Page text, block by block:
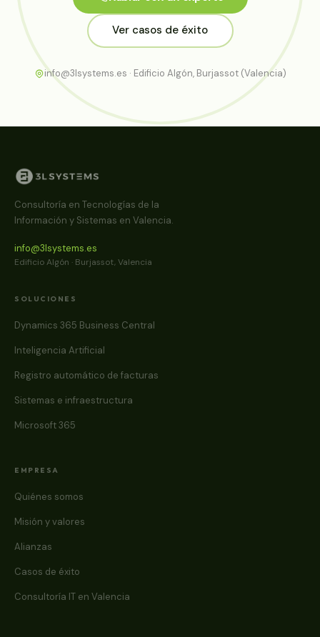
Ver casos de éxito
info@3lsystems.es · Edificio Algón, Burjassot (Valencia)
Consultoría en Tecnologías de la
Información y Sistemas en Valencia.
info@3lsystems.es
Edificio Algón · Burjassot, Valencia
SOLUCIONES
Dynamics 365 Business Central
Inteligencia Artificial
Registro automático de facturas
Sistemas e infraestructura
Microsoft 365
EMPRESA
Quiénes somos
Misión y valores
Alianzas
Casos de éxito
Consultoría IT en Valencia